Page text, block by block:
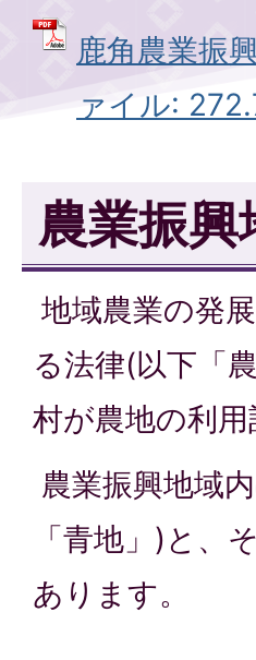
鹿角農業振
ァイル:
農業振
地域農業の発
る法律(以下「
村が農地の利
農業振興地域
「青地」)と、
あります。